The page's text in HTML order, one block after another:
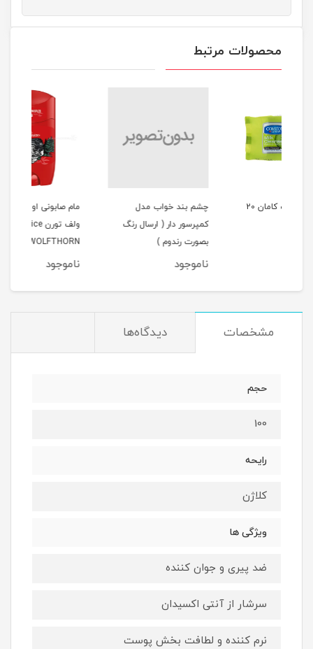
محصولات مرتبط
چشم بند خواب مدل
کمپرسور دار ( ارسال رنگ
مام صابونی اولد اسپایس
ولف تورن Old Spice
مشخصات دیدگاه‌ها
حجم
100
رایحه
کلاژن
ویژگی ها
ضد پیری و جوان کننده
سرشار از آنتی اکسیدان
نرم کننده و لطافت بخش پوست